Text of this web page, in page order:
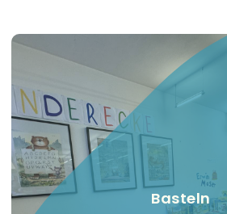
e
e
r
e
n
z
e
Basteln